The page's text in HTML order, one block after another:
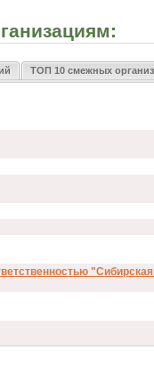
ТОП 10 смежных